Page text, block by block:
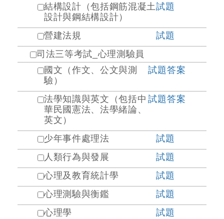
結構設計（包括鋼筋混凝土
設計與鋼結構設計）
試題
營建法規
試題
司法三等考試_心理測驗員
國文（作文、公文與測
驗）
試題答案
法學知識與英文（包括中
華民國憲法、法學緒論、
英文）
試題答案
少年事件處理法
試題
人類行為與發展
試題
心理及教育統計學
試題
心理測驗與衡鑑
試題
心理學
試題